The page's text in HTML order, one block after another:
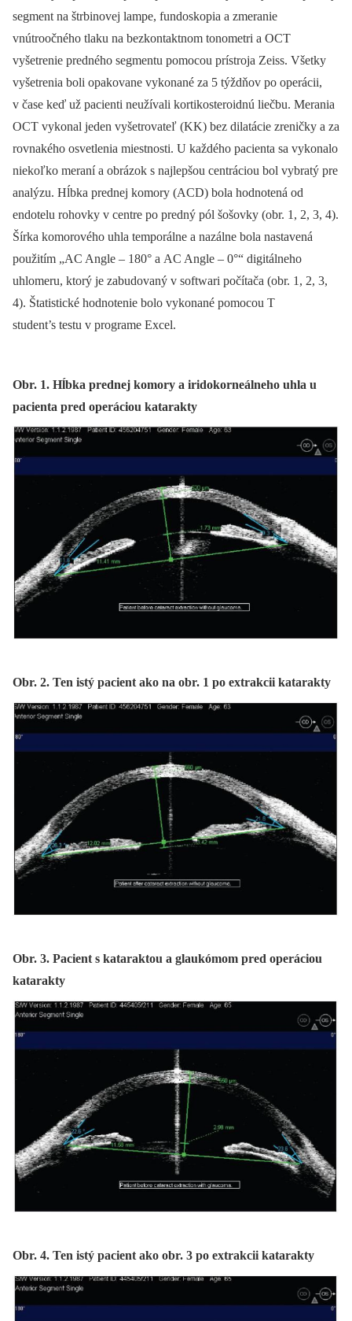
segment na štrbinovej lampe, fundoskopia a zmeranie
vnútroočného tlaku na bezkontaktnom tonometri a OCT
vyšetrenie predného segmentu pomocou prístroja Zeiss. Všetky
vyšetrenia boli opakovane vykonané za 5 týždňov po operácii,
v čase keď už pacienti neužívali kortikosteroidnú liečbu. Merania
OCT vykonal jeden vyšetrovateľ (KK) bez dilatácie zreničky a za
rovnakého osvetlenia miestnosti. U každého pacienta sa vykonalo
niekoľko meraní a obrázok s najlepšou centráciou bol vybratý pre
analýzu. Hĺbka prednej komory (ACD) bola hodnotená od
endotelu rohovky v centre po predný pól šošovky (obr. 1, 2, 3, 4).
Šírka komorového uhla temporálne a nazálne bola nastavená
použitím „AC Angle –⁠ 180° a AC Angle –⁠ 0°“ digitálneho
uhlomeru, ktorý je zabudovaný v softwari počítača (obr. 1, 2, 3,
4). Štatistické hodnotenie bolo vykonané pomocou T
student’s testu v programe Excel.
Obr. 1. Hĺbka prednej komory a iridokorneálneho uhla u
pacienta pred operáciou katarakty
Obr. 2. Ten istý pacient ako na obr. 1 po extrakcii katarakty
Obr. 3. Pacient s kataraktou a glaukómom pred operáciou
katarakty
Obr. 4. Ten istý pacient ako obr. 3 po extrakcii katarakty